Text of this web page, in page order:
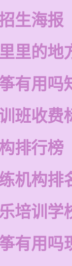
生海报
里的地
有用吗
班收费
排行榜
机构排
培训学
有用吗